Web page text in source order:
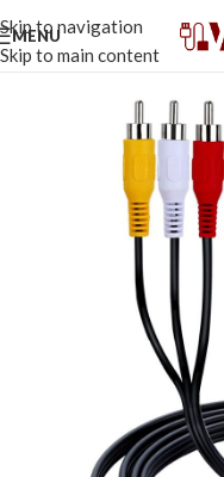
Skip to navigation
Skip to main content
MENU